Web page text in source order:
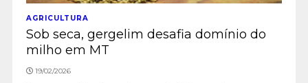
AGRICULTURA
Sob seca, gergelim desafia domínio do
milho em MT
19/02/2026